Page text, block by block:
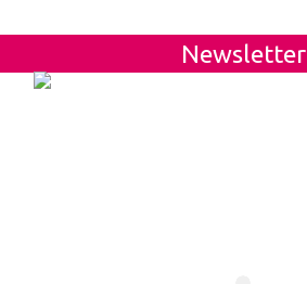
Newsletter